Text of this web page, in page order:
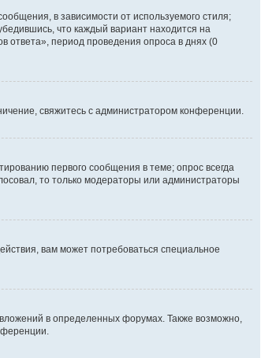
в зависимости от используемого стиля;
что каждый вариант находится на
ответа», период проведения опроса в днях (0
свяжитесь с администратором конференции.
первого сообщения в теме; опрос всегда
то только модераторы или администраторы
вам может потребоваться специальное
в определенных форумах. Также возможно,